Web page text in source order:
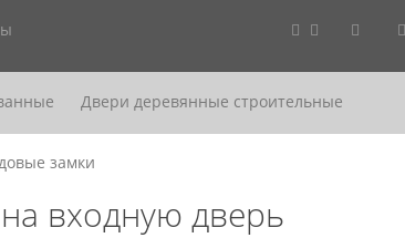
Двери деревянные строительные
замки
входную дверь